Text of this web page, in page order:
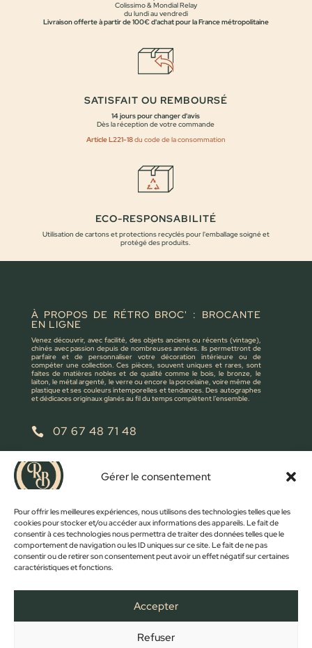
Gérer le consentement
Pour offrir les meilleures expériences, nous utilisons des technologies telles que les
cookies pour stocker et/ou accéder aux informations des appareils. Le fait de
consentir à ces technologies nous permettra de traiter des données telles que le
comportement de navigation ou les ID uniques sur ce site. Le fait de ne pas
consentir ou de retirer son consentement peut avoir un effet négatif sur certaines
caractéristiques et fonctions.
Accepter
Refuser
Colissimo & Mondial Relay
du lundi au vendredi
Livraison offerte à partir de 100€ d'achat pour la France métropolitaine
SATISFAIT OU REMBOURSÉ
14 jours pour changer d'avis
Dès la réception de votre commande
Article L221-18du code de la consommation
ECO-RESPONSABILITÉ
Utilisation de cartons et protections recyclés pour l'emballage soigné et
protégé des produits.
À PROPOS DE RÉTRO BROC' : BROCANTE
EN LIGNE
Venez découvrir, avec facilité, des objets anciens ou récents (vintage),
chinés avec passion depuis de nombreuses années. Ils permettront de
parfaire et de personnaliser votre décoration intérieure ou de
compéter une collection. Ces pièces, souvent uniques et rares, sont
faites de matières nobles et de qualité comme le bois, le bronze, le
laiton, le métal argenté, le verre ou encore la porcelaine, voire même de
plastique et ses couleurs intemporelles et tendances. Des autographes
et dédicaces originaux glanés au fil du temps complètent l’ensemble.
 07 67 48 71 48
 retrobroc85@gmail.com
NOUS ÉCRIRE
BOUTIQUE